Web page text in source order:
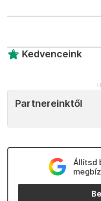
Kedvenceink
Partnereinktől
Állítsd